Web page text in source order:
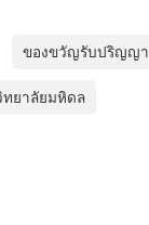
ของขวัญรับปริญญา
ยาลัยมหิดล